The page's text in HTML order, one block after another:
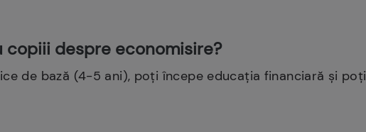
despre economisire?
de bază (4-5 ani), poți începe educația financiară și poți